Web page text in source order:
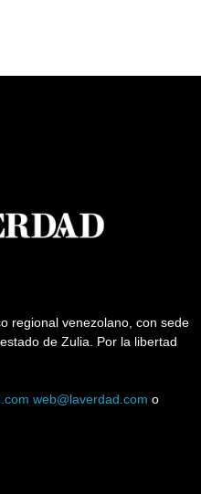
regional venezolano, con sede
de Zulia. Por la libertad
web@laverdad.com o